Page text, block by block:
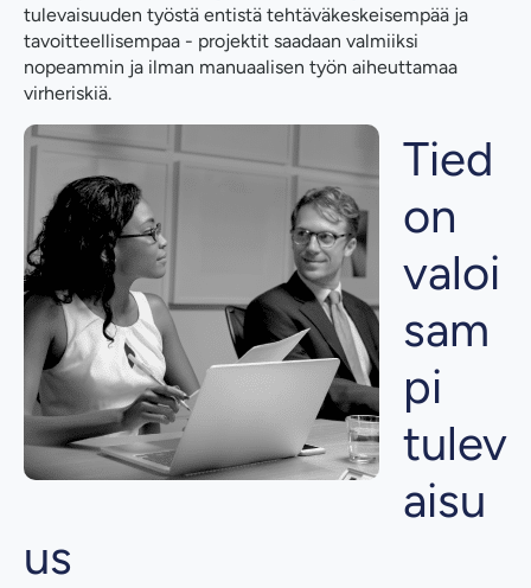
tulevaisuuden työstä entistä tehtäväkeskeisempää ja
tavoitteellisempaa - projektit saadaan valmiiksi
nopeammin ja ilman manuaalisen työn aiheuttamaa
virheriskiä.
Tied
on
valoi
sam
pi
tulev
aisu
us